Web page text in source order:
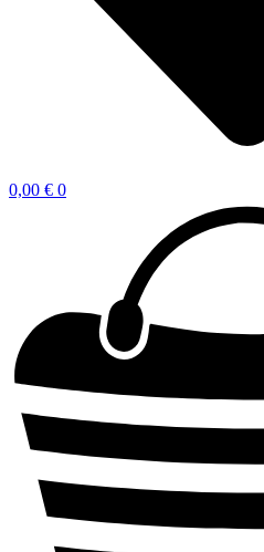
0,00 € 0